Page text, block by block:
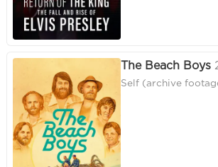
The Beach Boys
Self (archive